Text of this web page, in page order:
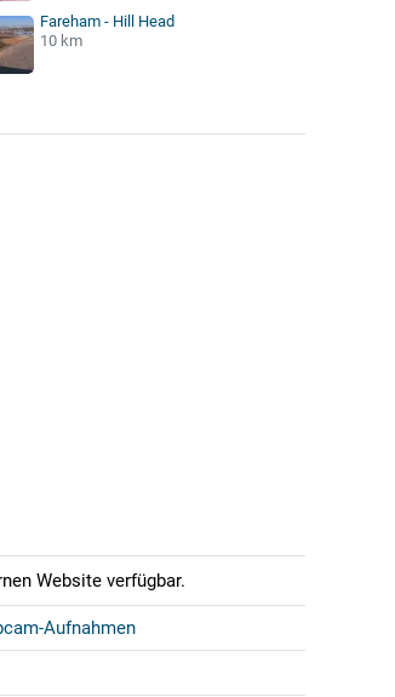
Fareham - Hill Head
10 km
Website verfügbar.
Aufnahmen